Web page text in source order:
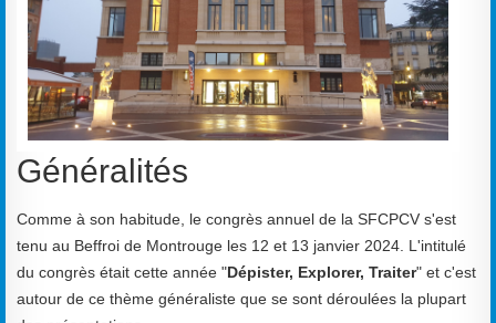
Généralités
Comme à son habitude, le congrès annuel de la SFCPCV s'est
tenu au Beffroi de Montrouge les 12 et 13 janvier 2024. L'intitulé
du congrès était cette année "Dépister, Explorer, Traiter" et c'est
autour de ce thème généraliste que se sont déroulées la plupart